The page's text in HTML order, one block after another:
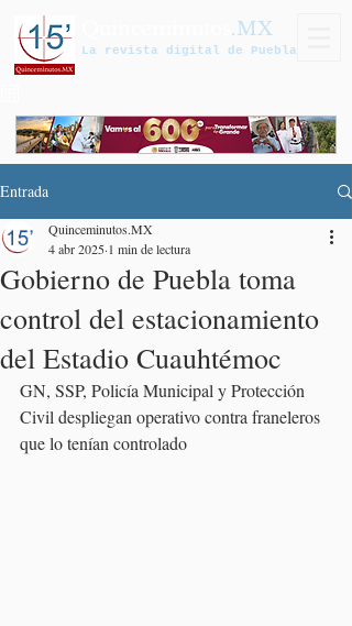
.MX
La revista digital de Puebla
Entrada
Gobierno de Puebla toma
control del estacionamiento
del Estadio Cuauhtémoc
Quinceminutos.MX
4 abr 2025 1 min de lectura
GN, SSP, Policía Municipal y Protección
Civil despliegan operativo contra franeleros
que lo tenían controlado